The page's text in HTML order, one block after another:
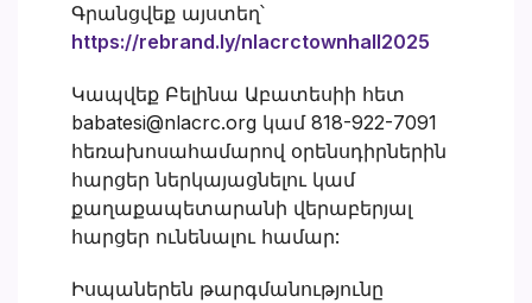
Գրանցվեք այստեղ՝
https://rebrand.ly/nlacrctownhall2025
Կապվեք Բելինա Աբատեսիի հետ
babatesi@nlacrc.org կամ 818-922-7091
հեռախոսահամարով օրենսդիրներին
հարցեր ներկայացնելու կամ
քաղաքապետարանի վերաբերյալ
հարցեր ունենալու համար:
Իսպաներեն թարգմանությունը